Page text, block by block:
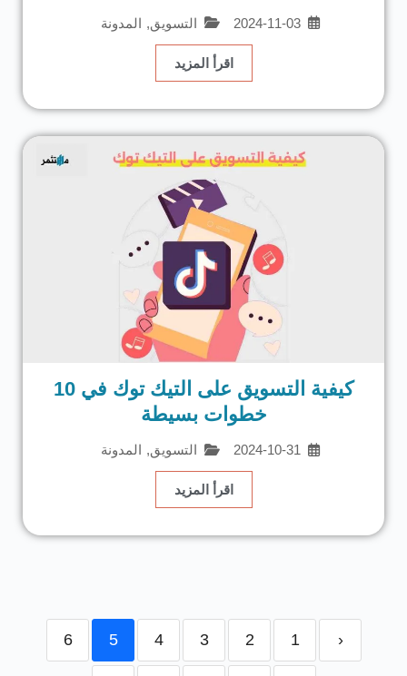
2024-11-03 التسويق, المدونة
اقرأ المزيد
كيفية التسويق على التيك توك في 10
خطوات بسيطة
2024-10-31 التسويق, المدونة
اقرأ المزيد
‹
1
2
3
4
5
6